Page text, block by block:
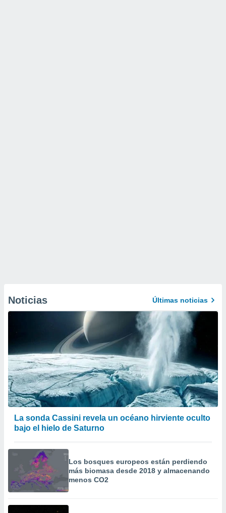
Noticias Últimas noticias
La sonda Cassini revela un océano hirviente oculto
bajo el hielo de Saturno
Los bosques europeos están perdiendo
más biomasa desde 2018 y almacenando
menos CO2